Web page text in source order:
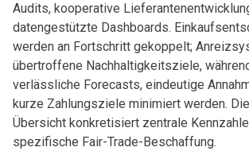
Audits, kooperative
datengestützte Dashboards.
werden an Fortschritt gekoppelt;
übertroffene Nachhaltigkeitsziele,
verlässliche Forecasts, eindeutige
kurze Zahlungsziele minimiert werden.
Übersicht konkretisiert zentrale
spezifische Fair-Trade-Beschaffung.